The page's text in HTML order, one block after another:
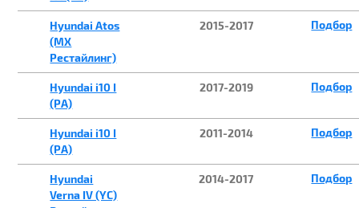
Hyundai Atos
(MX
Рестайлинг)
2015-2017 Подбор
Hyundai i10 I
(PA)
2017-2019 Подбор
Hyundai i10 I
(PA)
2011-2014 Подбор
Hyundai
Verna IV (YC)
2014-2017 Подбор